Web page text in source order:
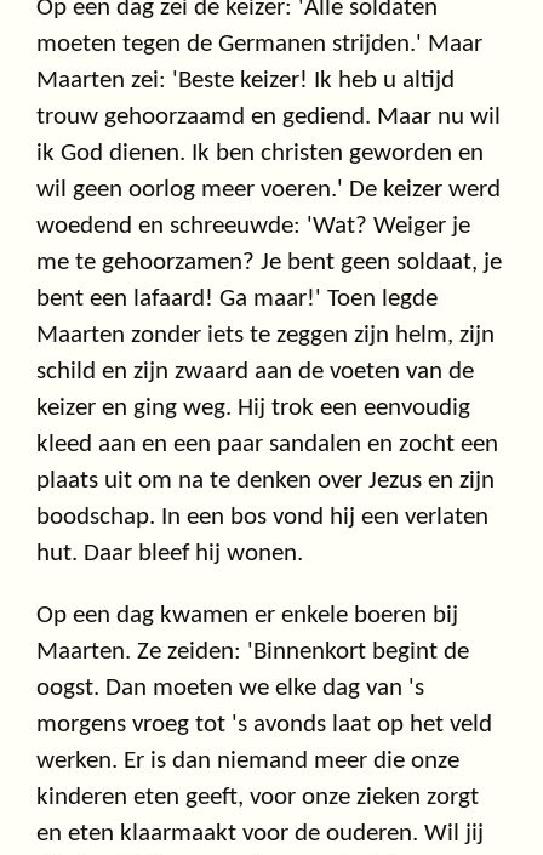
Op een dag zei de keizer: 'Alle soldaten
moeten tegen de Germanen strijden.' Maar
Maarten zei: 'Beste keizer! Ik heb u altijd
trouw gehoorzaamd en gediend. Maar nu wil
ik God dienen. Ik ben christen geworden en
wil geen oorlog meer voeren.' De keizer werd
woedend en schreeuwde: 'Wat? Weiger je
me te gehoorzamen? Je bent geen soldaat, je
bent een lafaard! Ga maar!' Toen legde
Maarten zonder iets te zeggen zijn helm, zijn
schild en zijn zwaard aan de voeten van de
keizer en ging weg. Hij trok een eenvoudig
kleed aan en een paar sandalen en zocht een
plaats uit om na te denken over Jezus en zijn
boodschap. In een bos vond hij een verlaten
hut. Daar bleef hij wonen.
Op een dag kwamen er enkele boeren bij
Maarten. Ze zeiden: 'Binnenkort begint de
oogst. Dan moeten we elke dag van 's
morgens vroeg tot 's avonds laat op het veld
werken. Er is dan niemand meer die onze
kinderen eten geeft, voor onze zieken zorgt
en eten klaarmaakt voor de ouderen. Wil jij